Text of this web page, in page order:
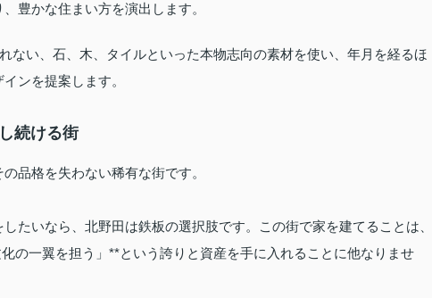
豊かな住まい方を演出します。
ない、石、木、タイルといった本物志向の素材を使い、年月を経るほ
ンを提案します。
続ける街
品格を失わない稀有な街です。
たいなら、北野田は鉄板の選択肢です。この街で家を建てることは、
の一翼を担う」**という誇りと資産を手に入れることに他なりませ